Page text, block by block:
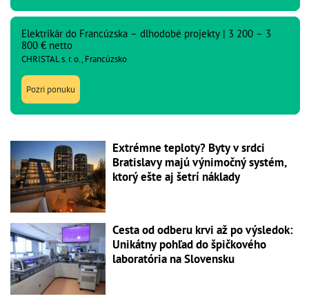
Elektrikár do Francúzska – dlhodobé projekty | 3 200 – 3
800 € netto
CHRISTAL s. r. o., Francúzsko
Pozri ponuku
Extrémne teploty? Byty v srdci
Bratislavy majú výnimočný systém,
ktorý ešte aj šetrí náklady
Cesta od odberu krvi až po výsledok:
Unikátny pohľad do špičkového
laboratória na Slovensku